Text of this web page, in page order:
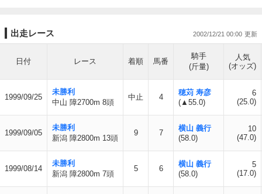
出走レース 2002/12/21 00:00
日付 レース 着順 馬番
騎手
(斤量)
人気
(オッズ)
1999/09/25
未勝利
中山 障2700m 8頭
中止 4
穂苅 寿彦
(▲55.0)
6
(25.0)
1999/09/05
未勝利
新潟 障2800m 13頭
9 7
横山 義行
(58.0)
10
(47.0)
1999/08/14
未勝利
新潟 障2800m 7頭
5 6
横山 義行
(58.0)
5
(17.0)